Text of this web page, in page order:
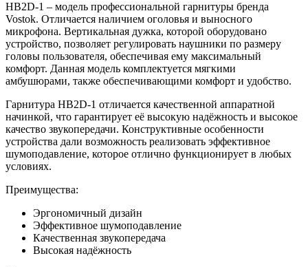
HB2D-1 – модель профессиональной гарнитуры бренда
Vostok. Отличается наличием оголовья и выносного
микрофона. Вертикальная дужка, которой оборудовано
устройство, позволяет регулировать наушники по размеру
головы пользователя, обеспечивая ему максимальный
комфорт. Данная модель комплектуется мягкими
амбушюрами, также обеспечивающими комфорт и удобство.
Гарнитура HB2D-1 отличается качественной аппаратной
начинкой, что гарантирует её высокую надёжность и высокое
качество звукопередачи. Конструктивные особенности
устройства дали возможность реализовать эффективное
шумоподавление, которое отлично функционирует в любых
условиях.
Преимущества:
Эргономичный дизайн
Эффективное шумоподавление
Качественная звукопередача
Высокая надёжность